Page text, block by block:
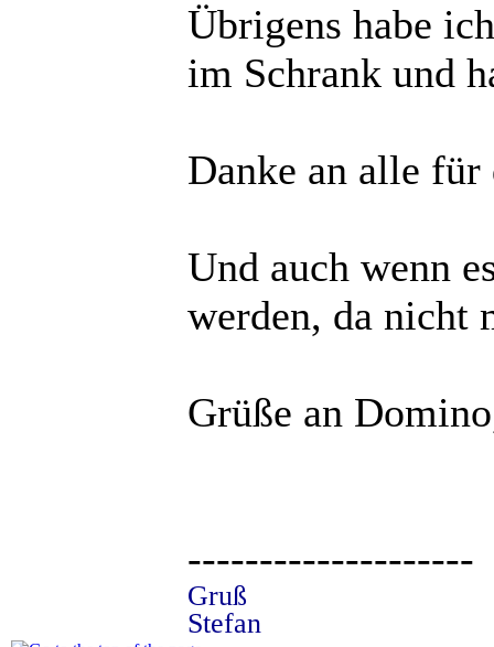
Übrigens habe
im Schrank und
Danke an alle
Und auch wenn
werden, da nicht
Grüße an
--------------------
Gruß
Stefan